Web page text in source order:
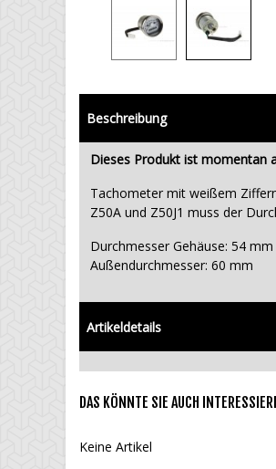
Beschreibung
Dieses Produkt ist momentan
Tachometer mit weißem
Z50A und Z50J1 muss der
Durchmesser Gehäuse: 54 mm
Außendurchmesser: 60 mm
Artikeldetails
DAS KÖNNTE SIE AUCH
Keine Artikel